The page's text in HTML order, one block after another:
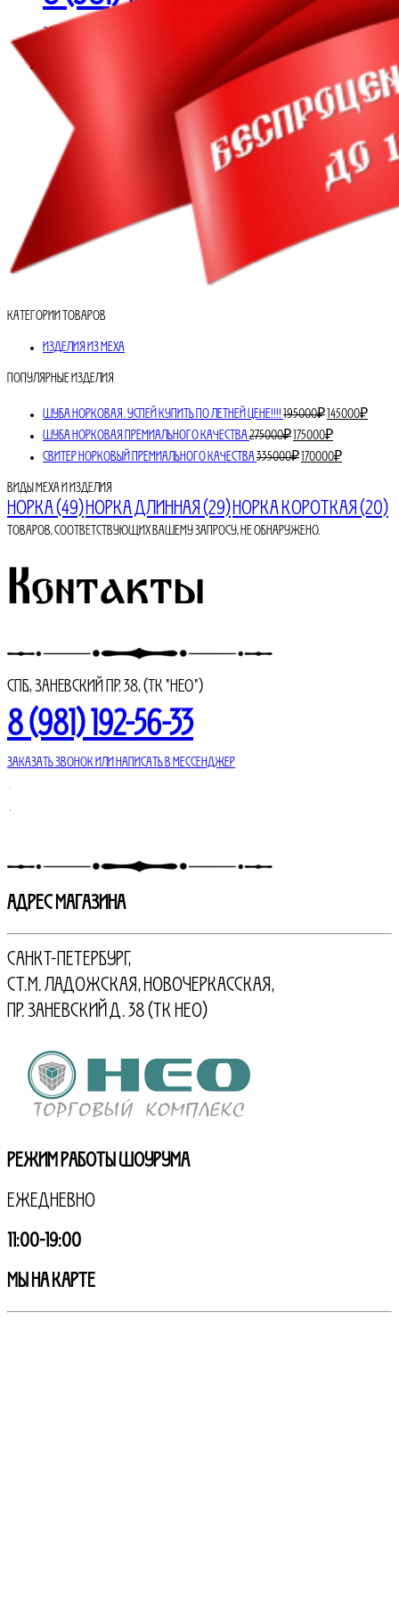
Заказать звонок или написать в мессенджер
Категории товаров
Изделия из меха
Популярные изделия
ШУБА НОРКОВАЯ. УСПЕЙ КУПИТЬ ПО ЛЕТНЕЙ ЦЕНЕ!!!!195000₽
цена
составляла
195000₽.
145000₽
ШУБА НОРКОВАЯ ПРЕМИАЛЬНОГО КАЧЕСТВА275000₽Первоначальная
цена
составляла
175000₽Текущая
цена:
СВИТЕР НОРКОВЫЙ ПРЕМИАЛЬНОГО КАЧЕСТВА335000₽Первоначальная
335000₽.
170000₽Текущая
Виды меха и изделия
норка(49)норка длинная(29)норка короткая(20)
Товаров, соответствующих вашему запросу, не обнаружено.
Контакты
СПБ., Заневский пр. 38, (ТК "НЕО")
8 (981) 192-56-33
Заказать звонок или написать в мессенджер
АДРЕС МАГАЗИНА
Санкт-Петербург,
ст.м. Ладожская, Новочеркасская,
пр. Заневский д. 38 (ТК НЕО)
Режим работы шоурума
Ежедневно
11:00-19:00
МЫ НА КАРТЕ